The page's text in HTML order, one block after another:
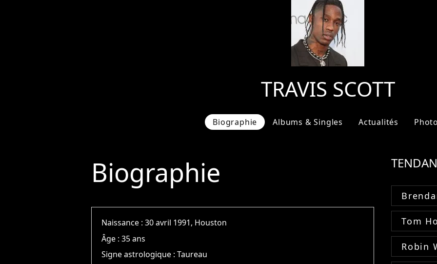
TRAVIS SCOTT
Biographie Albums & Singles Actualités
Biographie
Naissance :30 avril 1991, Houston
Âge :35 ans
Signe astrologique :Taureau
Tom
Robin